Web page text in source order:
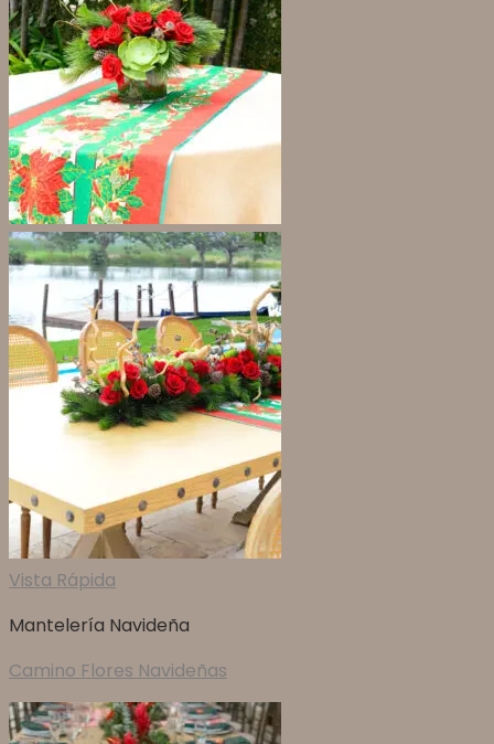
Vista Rápida
Mantelería Navideña
Camino Flores Navideñas